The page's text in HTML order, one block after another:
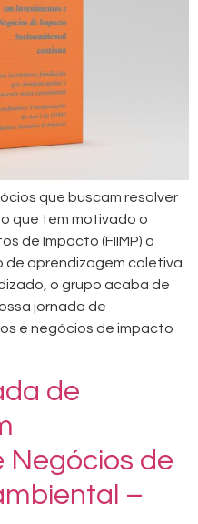
que buscam resolver
que tem motivado o
de Impacto (FIIMP) a
de aprendizagem coletiva.
o grupo acaba de
jornada de
e negócios de impacto
de
Negócios de
–